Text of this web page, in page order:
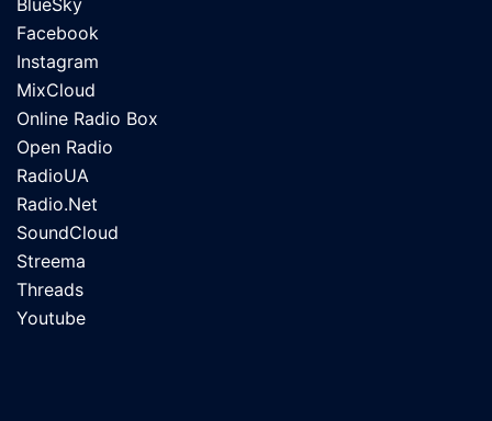
BlueSky
Facebook
Instagram
MixCloud
Online Radio Box
Open Radio
RadioUA
Radio.Net
SoundCloud
Streema
Threads
Youtube